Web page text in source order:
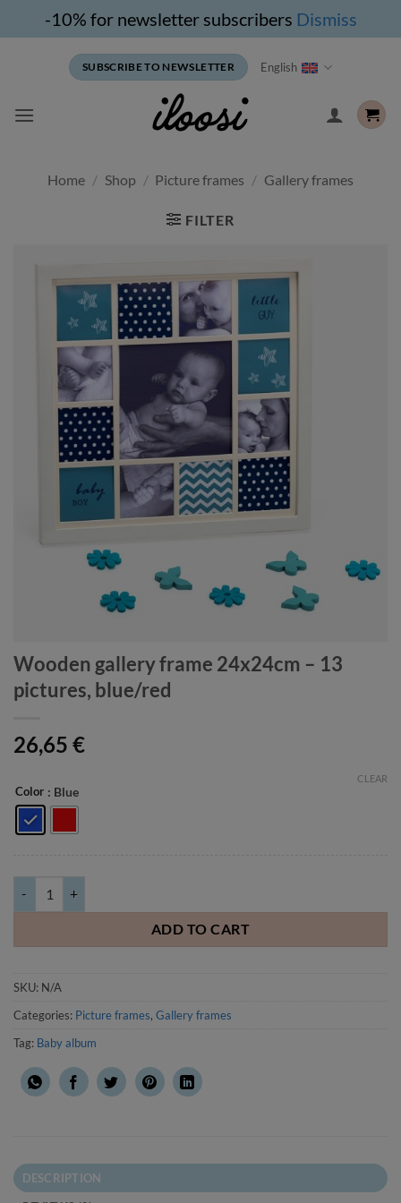
-10% for newsletter subscribers Dismiss
SUBSCRIBE TO NEWSLETTER English
Home / Shop / Picture frames / Gallery frames
FILTER
Wooden gallery frame 24x24cm – 13
pictures, blue/red
26,65 €
Color : Blue
CLEAR
ADD TO CART
SKU: N/A
Categories: Picture frames, Gallery frames
Tag: Baby album
DESCRIPTION